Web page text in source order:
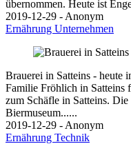
übernommen. Heute ist
2019-12-29 - Anonym
Ernährung Unternehmen
Brauerei in Satteins - heute
Familie Fröhlich in Satteins
zum Schäfle in Satteins.
Biermuseum......
2019-12-29 - Anonym
Ernährung Technik